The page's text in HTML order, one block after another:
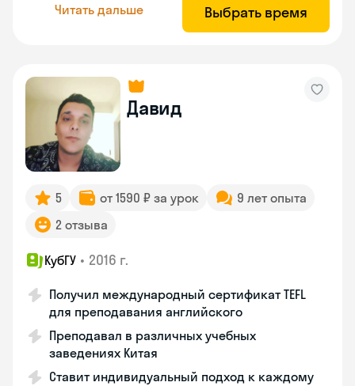
Читать дальше Выбрать время
Давид
5 от 1590 ₽ за урок
9 лет опыта
2 отзыва
КубГУ • 2016 г.
Получил международный сертификат TEFL
для преподавания английского
Преподавал в различных учебных
заведениях Китая
Ставит индивидуальный подход к каждому